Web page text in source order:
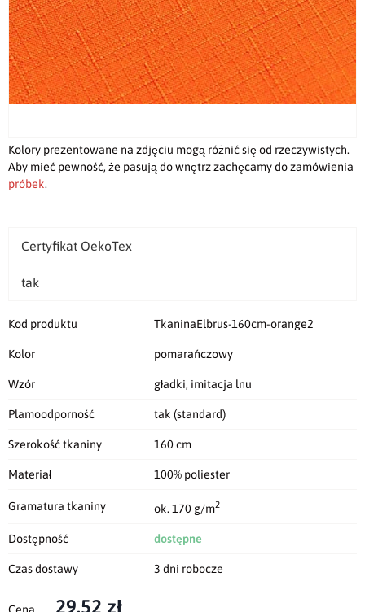
Kolory prezentowane na zdjęciu mogą różnić się od rzeczywistych.
Aby mieć pewność, że pasują do wnętrz zachęcamy do zamówienia
próbek.
Certyfikat OekoTex
tak
Kod produktu TkaninaElbrus-160cm-orange2
Kolor pomarańczowy
Wzór gładki, imitacja lnu
Plamoodporność tak (standard)
Szerokość tkaniny 160 cm
Materiał 100% poliester
Gramatura tkaniny ok. 170 g/m2
Dostępność dostępne
Czas dostawy 3 dni robocze
29,52 zł